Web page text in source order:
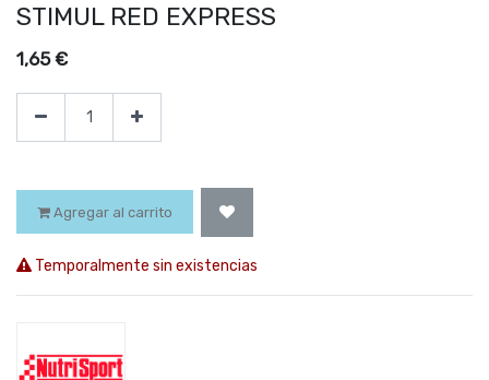
STIMUL RED EXPRESS
1,65€
Agregar al carrito
Temporalmente sin existencias